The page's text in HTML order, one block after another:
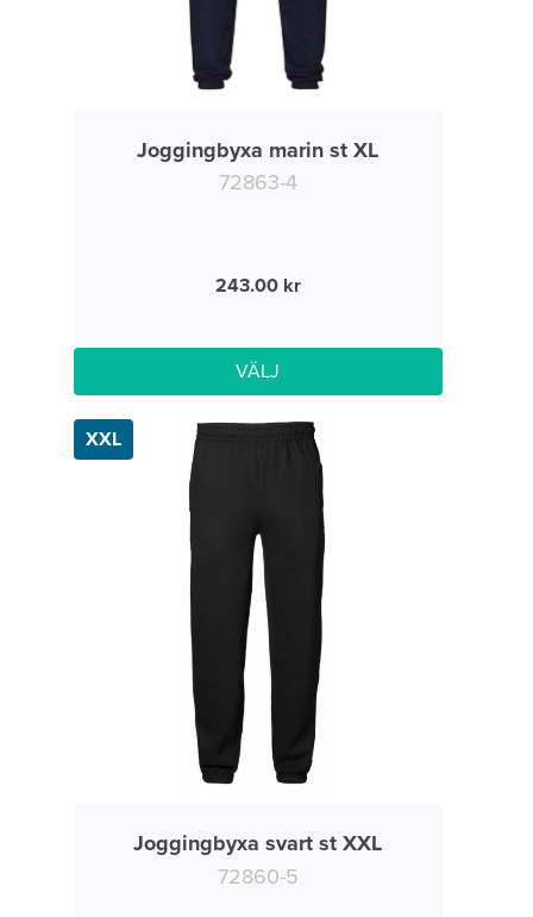
Joggingbyxa marin st XL
72863-4
243.00
VÄLJ
XXL
Joggingbyxa svart st XXL
72860-5